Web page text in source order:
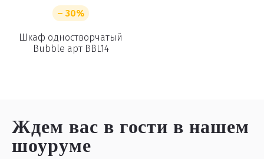
– 30%
Шкаф одностворчатый
Bubble арт BBL14
Ждем вас в гостив нашем
шоуруме